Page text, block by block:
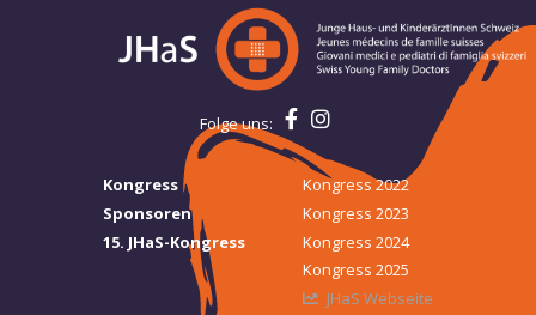
Folge uns:
Kongress
Sponsoren
15. JHaS-Kongress
Kongress 2022
Kongress 2023
Kongress 2024
Kongress 2025
JHaS Webseite